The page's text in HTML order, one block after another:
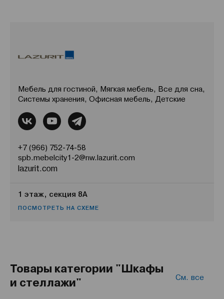
Мебель для гостиной, Мягкая мебель, Все для сна,
Системы хранения, Офисная мебель, Детские
+7 (966) 752-74-58
spb.mebelcity1-2@nw.lazurit.com
lazurit.com
1 этаж, секция 8А
ПОСМОТРЕТЬ НА СХЕМЕ
Товары категории "Шкафы
и стеллажи"
См. все